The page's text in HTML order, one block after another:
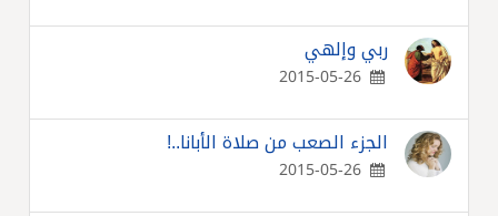
ربي وإلهي
2015-05-26
الجزء الصعب من صلاة الأبانا..!
2015-05-26